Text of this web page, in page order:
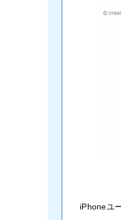
iPhoneユ